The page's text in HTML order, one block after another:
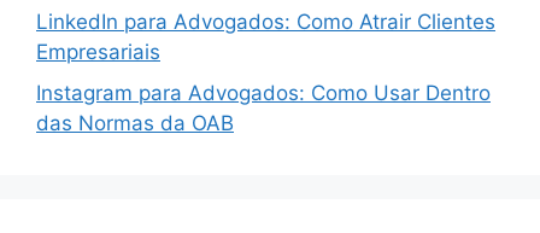
LinkedIn para Advogados: Como Atrair Clientes
Empresariais
Instagram para Advogados: Como Usar Dentro
das Normas da OAB